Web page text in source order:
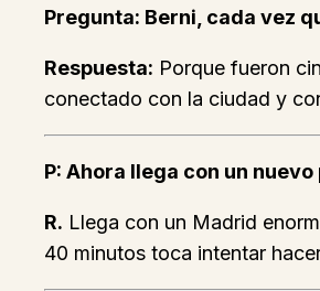
Pregunta: Berni, cada vez
Respuesta: Porque fueron
conectado con la ciudad y
P: Ahora llega con un
R. Llega con un Madrid
40 minutos toca intentar